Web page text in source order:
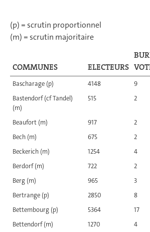
(p) = scrutin proportionnel
(m) = scrutin majoritaire
COMMUNES ELECTEURS
Bascharage (p) 4148 9
Bastendorf (cf Tandel)
(m)
515 2
Beaufort (m) 917 2
Bech (m)
675 2
Beckerich (m)
1254 4
Berdorf (m)
722 2
Berg (m)
965 3
Bertrange (p)
2850 8
Bettembourg (p)
5364 17
Bettendorf (m)
1270 4